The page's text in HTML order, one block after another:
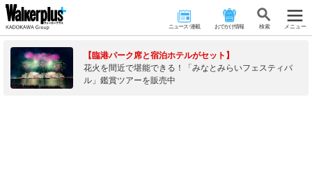
ニュース･連載 おでかけ情報 検 索 メニュー
【臨港パーク席と宿泊ホテルがセット】
花火を間近で堪能できる！「みなとみらいフェスティバ
ル」鑑賞ツアーを販売中